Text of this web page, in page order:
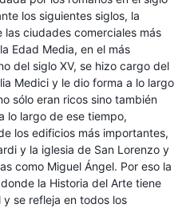
los siguientes siglos, la
ciudades comerciales más
Edad Media, en el más
del siglo XV, se hizo cargo del
Medici y le dio forma a lo largo
sólo eran ricos sino también
lo largo de ese tiempo,
los edificios más importantes,
y la iglesia de San Lorenzo y
como Miguel Ángel. Por eso la
la Historia del Arte tiene
se refleja en todos los